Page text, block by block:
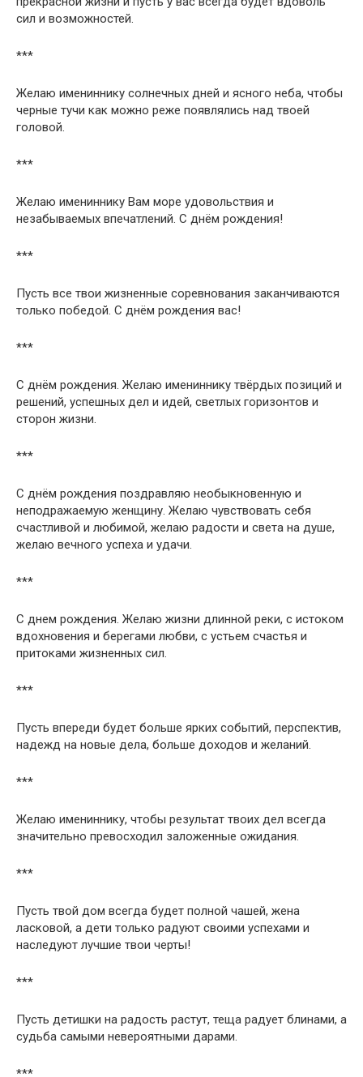
сил и возможностей.
***
Желаю имениннику солнечных дней и ясного неба, чтобы
черные тучи как можно реже появлялись над твоей
головой.
***
Желаю имениннику Вам море удовольствия и
незабываемых впечатлений. С днём рождения!
***
Пусть все твои жизненные соревнования заканчиваются
только победой. С днём рождения вас!
***
С днём рождения. Желаю имениннику твёрдых позиций и
решений, успешных дел и идей, светлых горизонтов и
сторон жизни.
***
С днём рождения поздравляю необыкновенную и
неподражаемую женщину. Желаю чувствовать себя
счастливой и любимой, желаю радости и света на душе,
желаю вечного успеха и удачи.
***
С днем рождения. Желаю жизни длинной реки, с истоком
вдохновения и берегами любви, с устьем счастья и
притоками жизненных сил.
***
Пусть впереди будет больше ярких событий, перспектив,
надежд на новые дела, больше доходов и желаний.
***
Желаю имениннику, чтобы результат твоих дел всегда
значительно превосходил заложенные ожидания.
***
Пусть твой дом всегда будет полной чашей, жена
ласковой, а дети только радуют своими успехами и
наследуют лучшие твои черты!
***
Пусть детишки на радость растут, теща радует блинами, а
судьба самыми невероятными дарами.
***